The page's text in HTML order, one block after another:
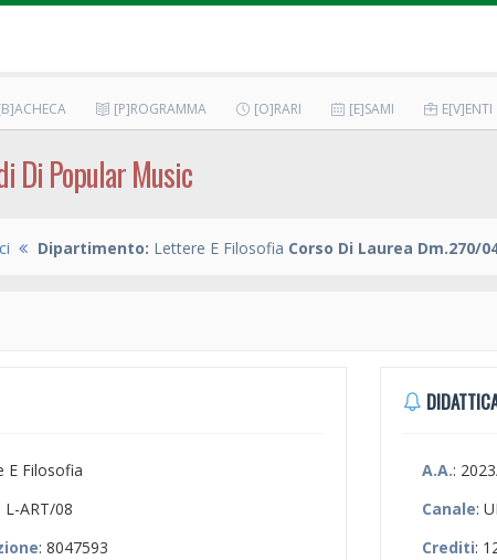
[P]ROGRAMMA [O]RARI [E]SAMI E[V]ENTI
Di Popular Music
Dipartimento: Lettere E Filosofia Corso Di Laurea Dm.270/
E Filosofia
: L-ART/08
: 8047593
A.A.:
Canale:
Crediti: